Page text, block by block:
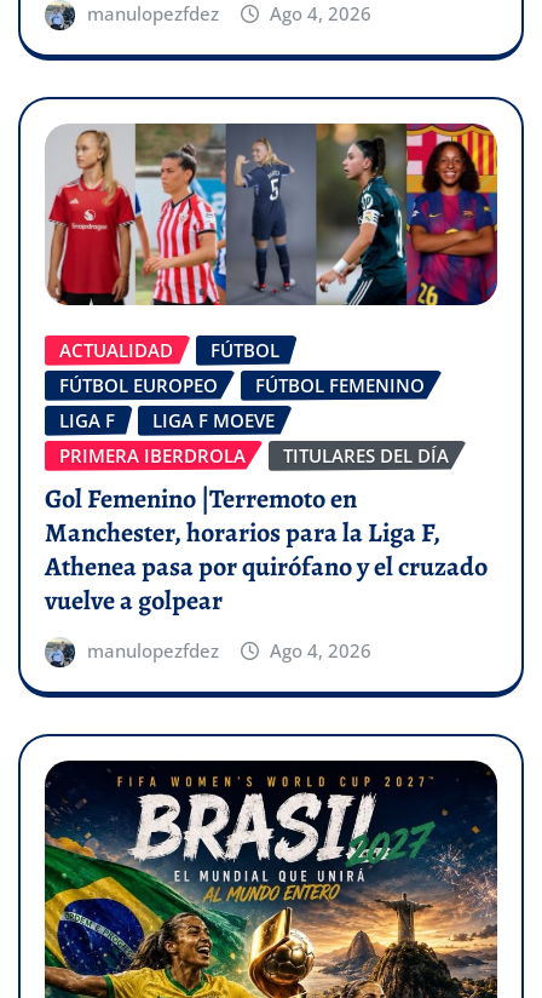
manulopezfdez Ago 4, 2026
ACTUALIDAD
FÚTBOL
FÚTBOL EUROPEO
FÚTBOL FEMENINO
LIGA F
LIGA F MOEVE
PRIMERA IBERDROLA
TITULARES DEL DÍA
Gol Femenino |Terremoto en
Manchester, horarios para la Liga F,
Athenea pasa por quirófano y el cruzado
vuelve a golpear
manulopezfdez Ago 4, 2026